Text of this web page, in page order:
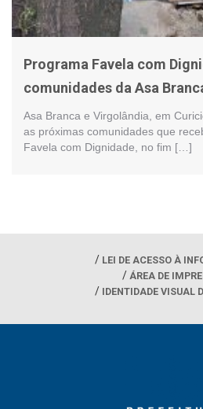
Programa Favela com
comunidades da Asa
Asa Branca e Virgolândia, em
as próximas comunidades que
Favela com Dignidade, no fim […]
LEI DE ACESSO À
ÁREA DE
IDENTIDADE VISUAL